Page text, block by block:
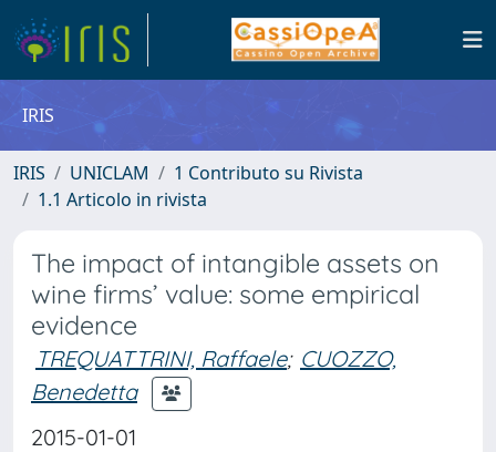
IRIS
IRIS UNICLAM
1 Contributo su Rivista
1.1 Articolo in rivista
The impact of intangible assets on
wine firms’ value: some empirical
evidence
TREQUATTRINI, Raffaele; CUOZZO,
Benedetta
2015-01-01